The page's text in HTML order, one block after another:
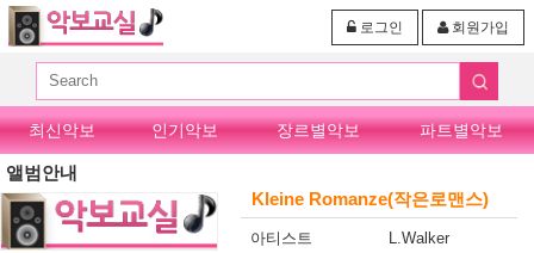
회원가입
로그인
최신악보 인기악보 장르별악보 파트별악보
앨범안내
Kleine Romanze(작은로맨스)
아티스트 L.Walker